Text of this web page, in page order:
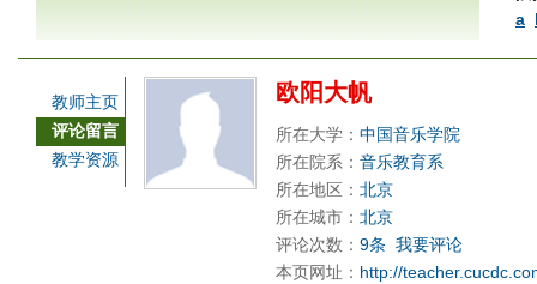
a
教师主页
评论留言
教学资源
欧阳大帆
所在大学： 中国音乐学院
所在院系： 音乐教育系
所在地区： 北京
所在城市： 北京
评论次数： 9条 我要评论
本页网址： http://